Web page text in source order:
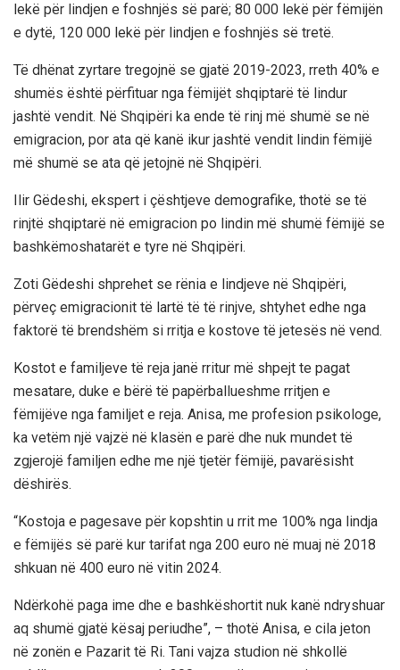
lekë për lindjen e foshnjës së parë; 80 000 lekë për fëmijën
e dytë, 120 000 lekë për lindjen e foshnjës së tretë.
Të dhënat zyrtare tregojnë se gjatë 2019-2023, rreth 40% e
shumës është përfituar nga fëmijët shqiptarë të lindur
jashtë vendit. Në Shqipëri ka ende të rinj më shumë se në
emigracion, por ata që kanë ikur jashtë vendit lindin fëmijë
më shumë se ata që jetojnë në Shqipëri.
Ilir Gëdeshi, ekspert i çështjeve demografike, thotë se të
rinjtë shqiptarë në emigracion po lindin më shumë fëmijë se
bashkëmoshatarët e tyre në Shqipëri.
Zoti Gëdeshi shprehet se rënia e lindjeve në Shqipëri,
përveç emigracionit të lartë të të rinjve, shtyhet edhe nga
faktorë të brendshëm si rritja e kostove të jetesës në vend.
Kostot e familjeve të reja janë rritur më shpejt te pagat
mesatare, duke e bërë të papërballueshme rritjen e
fëmijëve nga familjet e reja. Anisa, me profesion psikologe,
ka vetëm një vajzë në klasën e parë dhe nuk mundet të
zgjerojë familjen edhe me një tjetër fëmijë, pavarësisht
dëshirës.
“Kostoja e pagesave për kopshtin u rrit me 100% nga lindja
e fëmijës së parë kur tarifat nga 200 euro në muaj në 2018
shkuan në 400 euro në vitin 2024.
Ndërkohë paga ime dhe e bashkëshortit nuk kanë ndryshuar
aq shumë gjatë kësaj periudhe”, – thotë Anisa, e cila jeton
në zonën e Pazarit të Ri. Tani vajza studion në shkollë